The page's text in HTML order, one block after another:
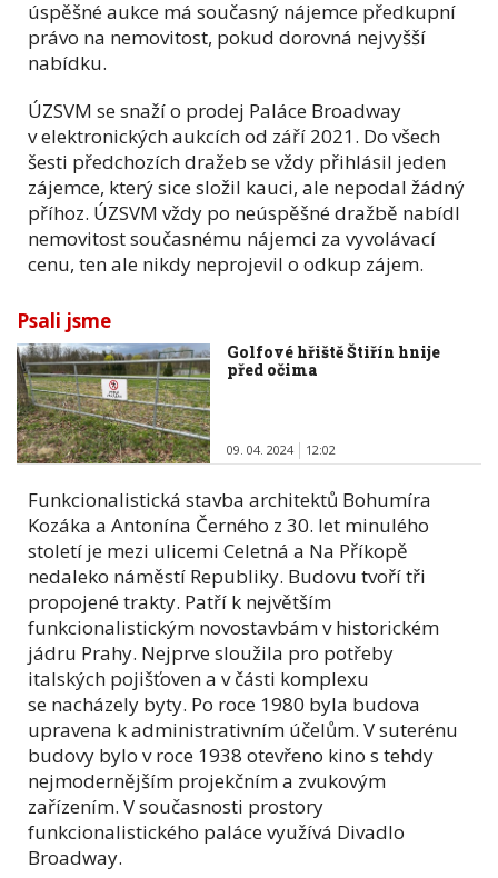
úspěšné aukce má současný nájemce předkupní
právo na nemovitost, pokud dorovná nejvyšší
nabídku.
ÚZSVM se snaží o prodej Paláce Broadway
v elektronických aukcích od září 2021. Do všech
šesti předchozích dražeb se vždy přihlásil jeden
zájemce, který sice složil kauci, ale nepodal žádný
příhoz. ÚZSVM vždy po neúspěšné dražbě nabídl
nemovitost současnému nájemci za vyvolávací
cenu, ten ale nikdy neprojevil o odkup zájem.
Psali jsme
Golfové hřiště Štiřín hnije
před očima
09. 04. 2024 12:02
Funkcionalistická stavba architektů Bohumíra
Kozáka a Antonína Černého z 30. let minulého
století je mezi ulicemi Celetná a Na Příkopě
nedaleko náměstí Republiky. Budovu tvoří tři
propojené trakty. Patří k největším
funkcionalistickým novostavbám v historickém
jádru Prahy. Nejprve sloužila pro potřeby
italských pojišťoven a v části komplexu
se nacházely byty. Po roce 1980 byla budova
upravena k administrativním účelům. V suterénu
budovy bylo v roce 1938 otevřeno kino s tehdy
nejmodernějším projekčním a zvukovým
zařízením. V současnosti prostory
funkcionalistického paláce využívá Divadlo
Broadway.